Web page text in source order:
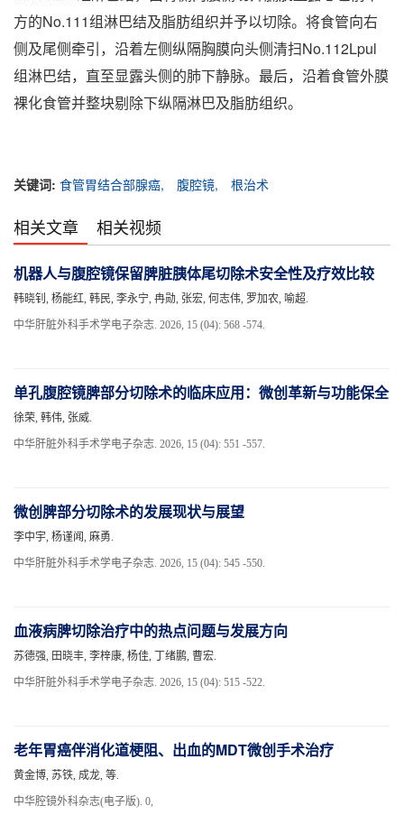
方的No.111组淋巴结及脂肪组织并予以切除。将食管向右
侧及尾侧牵引，沿着左侧纵隔胸膜向头侧清扫No.112Lpul
组淋巴结，直至显露头侧的肺下静脉。最后，沿着食管外膜
裸化食管并整块剔除下纵隔淋巴及脂肪组织。
关键词: 食管胃结合部腺癌, 腹腔镜, 根治术
相关文章 相关视频
机器人与腹腔镜保留脾脏胰体尾切除术安全性及疗效比较
韩晓钊, 杨能红, 韩民, 李永宁, 冉勋, 张宏, 何志伟, 罗加农, 喻超.
中华肝脏外科手术学电子杂志. 2026, 15 (04): 568 -574.
单孔腹腔镜脾部分切除术的临床应用：微创革新与功能保全
徐荣, 韩伟, 张威.
中华肝脏外科手术学电子杂志. 2026, 15 (04): 551 -557.
微创脾部分切除术的发展现状与展望
李中宇, 杨谨闻, 麻勇.
中华肝脏外科手术学电子杂志. 2026, 15 (04): 545 -550.
血液病脾切除治疗中的热点问题与发展方向
苏德强, 田晓丰, 李梓康, 杨佳, 丁绪鹏, 曹宏.
中华肝脏外科手术学电子杂志. 2026, 15 (04): 515 -522.
老年胃癌伴消化道梗阻、出血的MDT微创手术治疗
黄金博, 苏铁, 成龙, 等.
中华腔镜外科杂志(电子版). 0,